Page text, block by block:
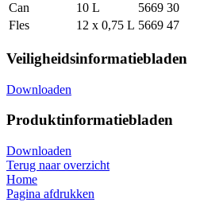
Can
10 L
5669 30
Fles
12 x 0,75 L 5669 47
Veiligheidsinformatiebladen
Downloaden
Produktinformatiebladen
Downloaden
Terug naar overzicht
Home
Pagina afdrukken